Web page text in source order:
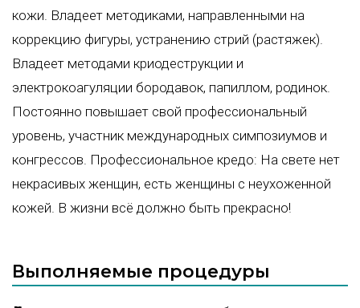
кожи. Владеет методиками, направленными на
коррекцию фигуры, устранению стрий (растяжек).
Владеет методами криодеструкции и
электрокоагуляции бородавок, папиллом, родинок.
Постоянно повышает свой профессиональный
уровень, участник международных симпозиумов и
конгрессов. Профессиональное кредо: На свете нет
некрасивых женщин, есть женщины с неухоженной
кожей. В жизни всё должно быть прекрасно!
Выполняемые процедуры